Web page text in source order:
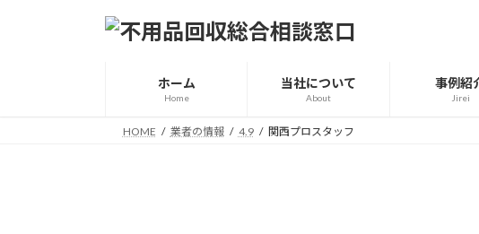
ホーム
Home
当社について
About
事例紹
Jirei
HOME 業者の情報 4.9 関西プロスタッフ